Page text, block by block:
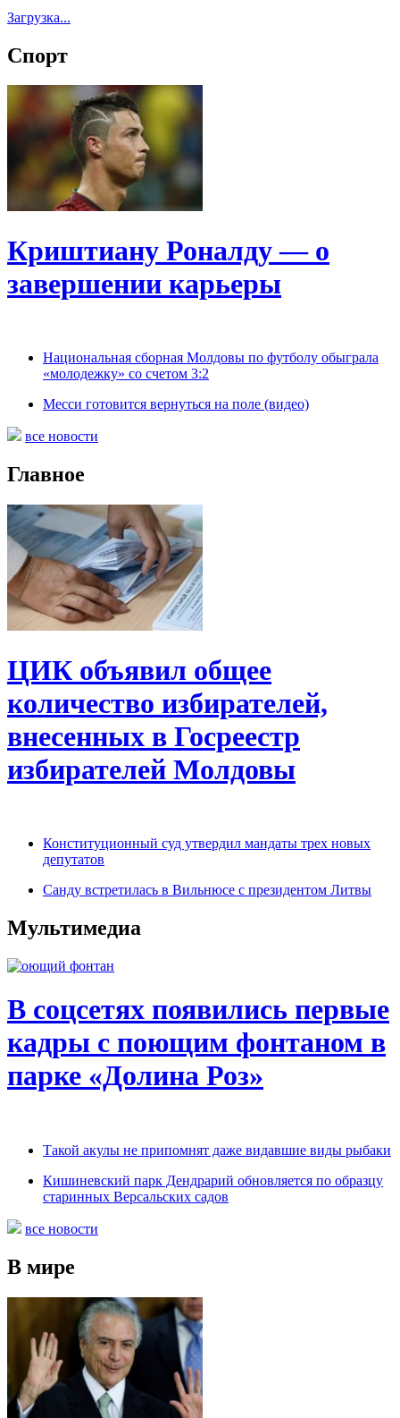
Загрузка...
Спорт
Криштиану Роналду — о
завершении карьеры
Национальная сборная Молдовы по футболу обыграла
«молодежку» со счетом 3:2
Месси готовится вернуться на поле (видео)
все новости
Главное
ЦИК объявил общее
количество избирателей,
внесенных в Госреестр
избирателей Молдовы
Конституционный суд утвердил мандаты трех новых
депутатов
Санду встретилась в Вильнюсе с президентом Литвы
Мультимедиа
В соцсетях появились первые
кадры с поющим фонтаном в
парке «Долина Роз»
Такой акулы не припомнят даже видавшие виды рыбаки
Кишиневский парк Дендрарий обновляется по образцу
старинных Версальских садов
все новости
В мире